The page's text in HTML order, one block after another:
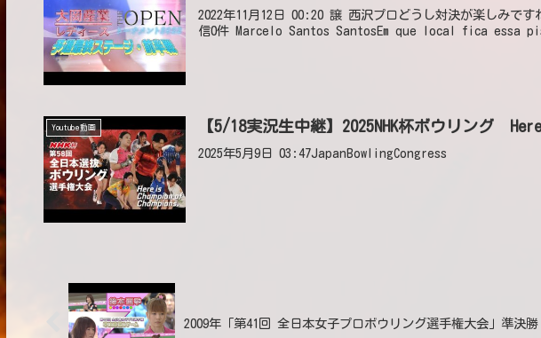
2022年11月12日 00:20 譲 西沢プロどうし対決が楽しみで
信0件 Marcelo Santos SantosEm que local fica essa
Youtube動画 【5/18実況生中継】2025NHK杯ボウリング
2025年5月9日 03:47JapanBowlingCongress
2009年「第41回 全日本女子プロボウリング選手権大会」準決